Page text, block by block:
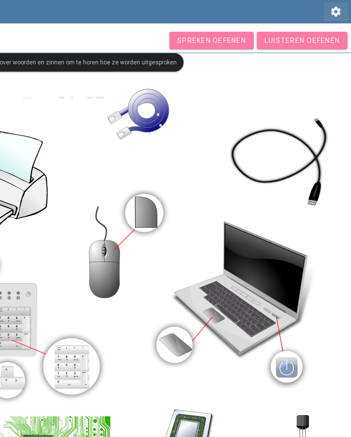
settings
SPREKEN OEFENEN LUISTEREN OEFENEN
woorden en zinnen om te horen hoe ze worden uitgesproken.